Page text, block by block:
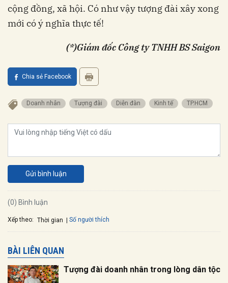
cộng đồng, xã hội. Có như vậy tượng đài xây xong
mới có ý nghĩa thực tế!
(*)Giám đốc Công ty TNHH BS Saigon
Chia sẻ Facebook
Doanh nhân Tượng đài Diễn đàn Kinh tế TP.HCM
Gửi bình luận
(0) Bình luận
Xếp theo: Thời gian Số người thích
BÀI LIÊN QUAN
Tượng đài doanh nhân trong lòng dân tộc